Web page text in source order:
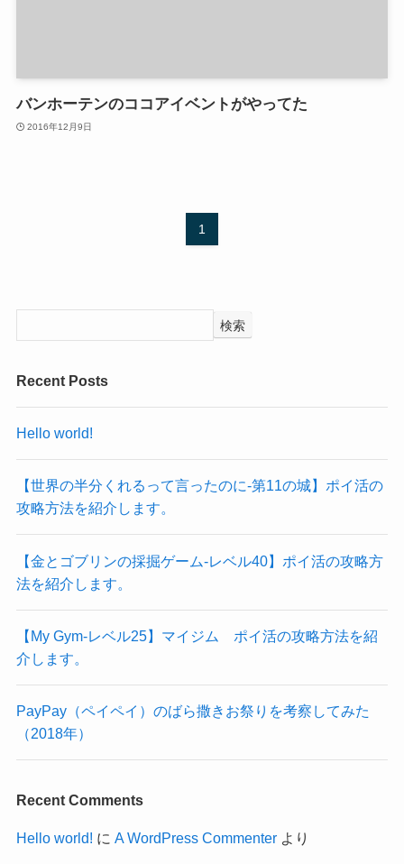
バンホーテンのココアイベントがやってた
2016年12月9日
1
検索
Recent Posts
Hello world!
【世界の半分くれるって言ったのに‐第11の城】ポイ活の
攻略方法を紹介します。
【金とゴブリンの採掘ゲーム-レベル40】ポイ活の攻略方
法を紹介します。
【My Gym-レベル25】マイジム ポイ活の攻略方法を紹
介します。
PayPay（ペイペイ）のばら撒きお祭りを考察してみた
（2018年）
Recent Comments
Hello world! に A WordPress Commenterより